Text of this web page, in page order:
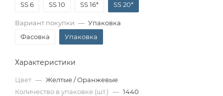
SS 6
SS 10 SS 16* SS 20*
Вариант покупки — Упаковка
Фасовка
Упаковка
Характеристики
Цвет — Желтые / Оранжевые
Количество в упаковке (шт.) — 1440